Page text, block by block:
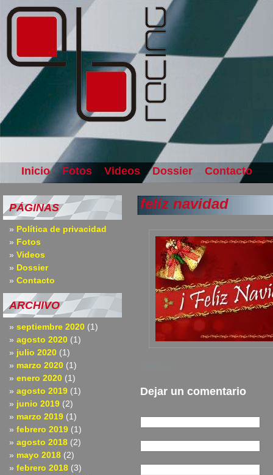
Inicio Fotos Videos Dossier Contacto
PÁGINAS
Política de privacidad
Fotos
Videos
Dossier
Contacto
ARCHIVO
septiembre 2020 (1)
agosto 2020 (1)
julio 2020 (1)
marzo 2020 (1)
enero 2020 (1)
agosto 2019 (1)
junio 2019 (2)
marzo 2019 (1)
febrero 2019 (1)
agosto 2018 (2)
mayo 2018 (2)
febrero 2018 (3)
feliz navidad
Dejar un comentario